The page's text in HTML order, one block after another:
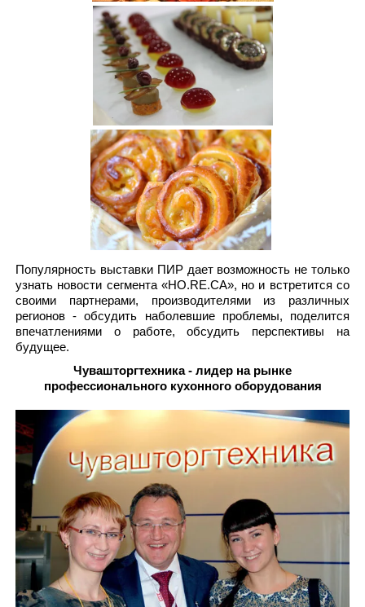
Популярность выставки ПИР дает возможность не только
узнать новости сегмента «HO.RE.CA», но и встретится со
своими партнерами, производителями из различных
регионов - обсудить наболевшие проблемы, поделится
впечатлениями о работе, обсудить перспективы на
будущее.
Чувашторгтехника - лидер на рынке
профессионального кухонного оборудования